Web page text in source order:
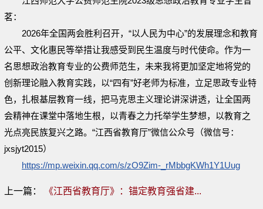
茗：
2026年全国两会胜利召开，“以人民为中心”的发展理念和教育
公平、文化惠民等举措让我感受到民生温度与时代使命。作为一
名思想政治教育专业的公费师范生，未来我将更加坚定地将党的
创新理论融入教育实践，以“四有”好老师为标准，立足思政专业特
色，扎根基层教育一线，把马克思主义理论讲深讲透，让全国两
会精神在课堂中落地生根，以青春之力托举学生梦想，以教育之
光点亮民族复兴之路。“江西省教育厅”微信公众号（微信号：
jxsjyt2015）
https://mp.weixin.qq.com/s/zO9Zim-_rMbbgKWh1Y1Uug
上一篇： 《江西省教育厅》：锚定教育强省建...